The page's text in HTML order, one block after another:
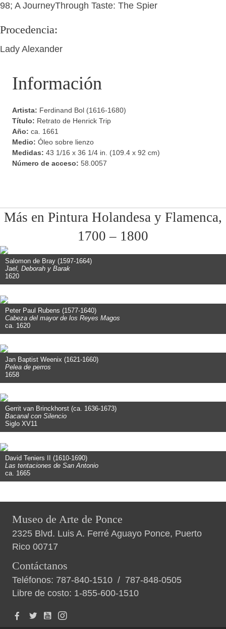
98; A JourneyThrough Taste: The Spier
Procedencia:
Lady Alexander
Información
Artista: Ferdinand Bol (1616-1680)
Título: Retrato de Henrick Trip
Año: ca. 1661
Medio: Óleo sobre lienzo
Medidas: 43 1/16 x 36 1/4 in. (109.4 x 92 cm)
Número de acceso: 58.0057
Más en Pintura Holandesa y Flamenca,
1700 – 1800
Salomon de Bray (1597-1664)
Jael, Deborah y Barak
1620
Peter Paul Rubens (1577-1640)
Cabeza del mayor de los Reyes Magos
ca. 1620
Jan Baptist Weenix (1621-1660)
Pelea de perros
1658
Gerrit van Brinckhorst (ca. 1636-1673)
Bacanal con Silencio
Siglo XV11
David Teniers II (1610-1690)
Las tentaciones de San Antonio
ca. 1665
Museo de Arte de Ponce
2325 Blvd. Luis A. Ferré Aguayo Ponce, Puerto
Rico 00717
Contáctanos
Teléfonos: 787-840-1510 / 787-848-0505
Libre de costo: 1-855-600-1510